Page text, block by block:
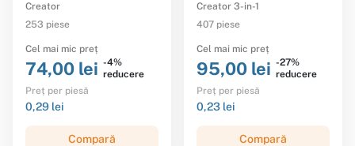
Creator
253 piese
Cel mai mic preț
74,00 lei -4%
reducere
Preț per piesă
0,29 lei
Compară
Creator 3-in-1
407 piese
Cel mai mic preț
95,00 lei -27%
reducere
Preț per piesă
0,23 lei
Compară